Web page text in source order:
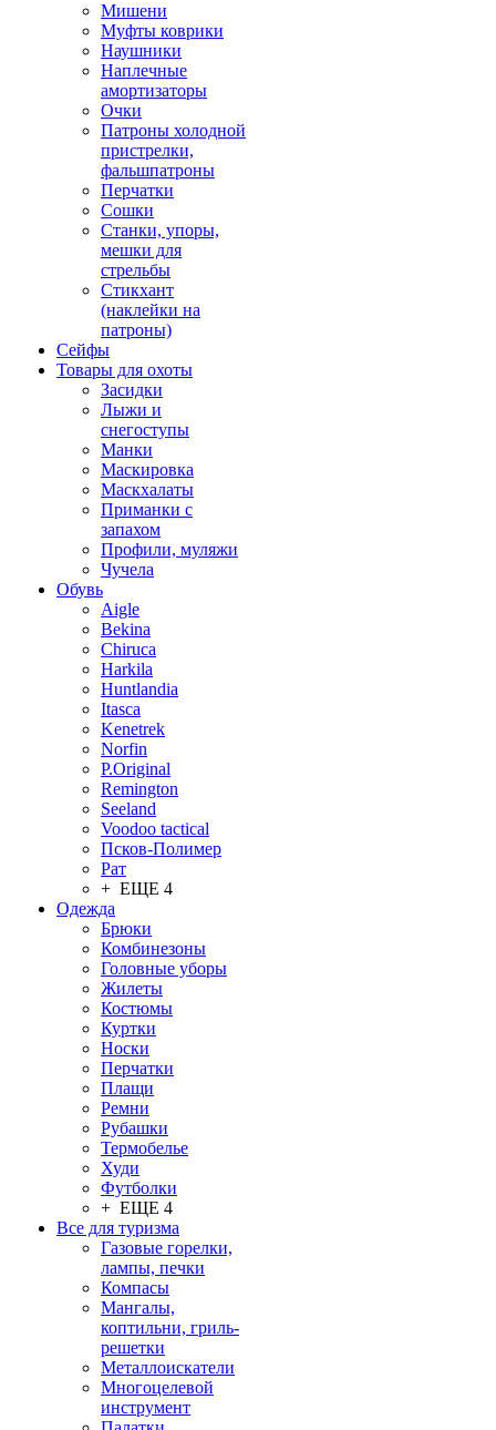
Мишени
Муфты коврики
Наушники
Наплечные
амортизаторы
Очки
Патроны холодной
пристрелки,
фальшпатроны
Перчатки
Сошки
Станки, упоры,
мешки для
стрельбы
Стикхант
(наклейки на
патроны)
Сейфы
Товары для охоты
Засидки
Лыжи и
снегоступы
Манки
Маскировка
Маскхалаты
Приманки с
запахом
Профили, муляжи
Чучела
Обувь
Aigle
Bekina
Chiruсa
Harkila
Huntlandia
Itasca
Kenetrek
Norfin
P.Original
Remington
Seeland
Voodoo tactical
Псков-Полимер
Рат
+ ЕЩЕ 4
Одежда
Брюки
Комбинезоны
Головные уборы
Жилеты
Костюмы
Куртки
Носки
Перчатки
Плащи
Ремни
Рубашки
Термобелье
Худи
Футболки
+ ЕЩЕ 4
Все для туризма
Газовые горелки,
лампы, печки
Компасы
Мангалы,
коптильни, гриль-
решетки
Металлоискатели
Многоцелевой
инструмент